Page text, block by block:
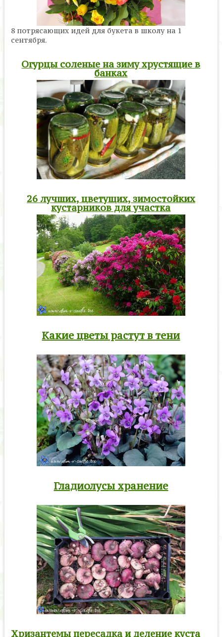
8 потрясающих идей для букета в школу на 1
сентября.
Огурцы соленые на зиму хрустящие в
банках
26 лучших, цветущих, зимостойких
кустарников для участка
Какие цветы растут в тени
Гладиолусы хранение
Хризантемы пересадка и деление куста